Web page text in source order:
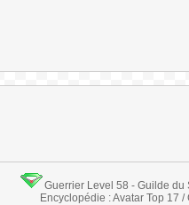
Guerrier Level 58 - Guilde
Encyclopédie : Avatar Top 17 /